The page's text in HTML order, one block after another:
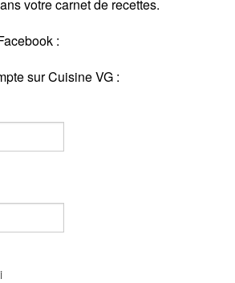
votre carnet de recettes.
:
sur Cuisine VG :